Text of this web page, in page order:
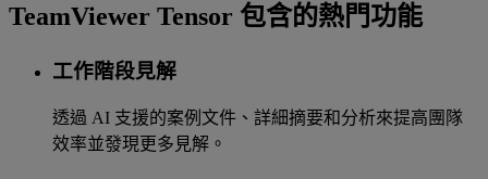
TeamViewer Tensor 包含的熱門功能
工作階段見解
透過 AI 支援的案例文件、詳細摘要和分析來提高團隊
效率並發現更多見解。